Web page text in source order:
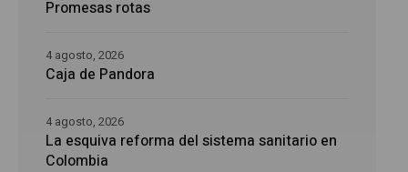
Promesas rotas
Caja de Pandora
4 agosto, 2026
La esquiva reforma del sistema sanitario en
Colombia
4 agosto, 2026